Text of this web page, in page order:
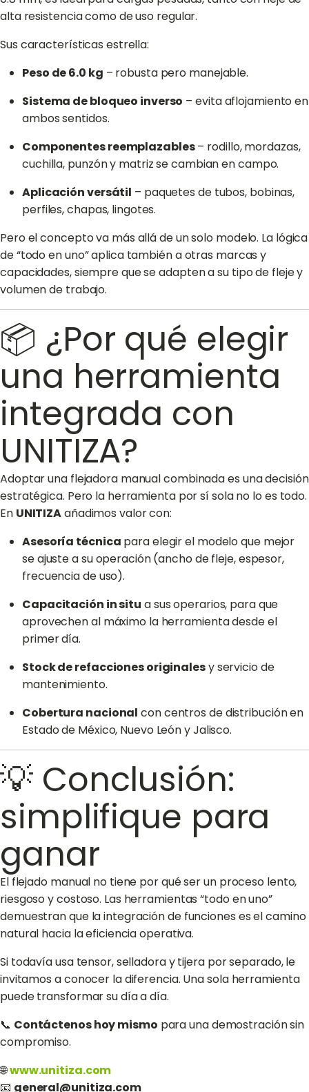
alta resistencia como de uso regular.
Sus características estrella:
Peso de 6.0 kg – robusta pero manejable.
Sistema de bloqueo inverso – evita aflojamiento en
ambos sentidos.
Componentes reemplazables– rodillo, mordazas,
cuchilla, punzón y matriz se cambian en campo.
Aplicación versátil – paquetes de tubos, bobinas,
perfiles, chapas, lingotes.
Pero el concepto va más allá de un solo modelo. La lógica
de “todo en uno” aplica también a otras marcas y
capacidades, siempre que se adapten a su tipo de fleje y
volumen de trabajo.
📦 ¿Por qué elegir
una herramienta
integrada con
UNITIZA?
Adoptar una flejadora manual combinada es una decisión
estratégica. Pero la herramienta por sí sola no lo es todo.
En UNITIZAañadimos valor con:
Asesoría técnica para elegir el modelo que mejor
se ajuste a su operación (ancho de fleje, espesor,
frecuencia de uso).
Capacitación in situ a sus operarios, para que
aprovechen al máximo la herramienta desde el
primer día.
Stock de refacciones originalesy servicio de
mantenimiento.
Cobertura nacional con centros de distribución en
Estado de México, Nuevo León y Jalisco.
💡 Conclusión:
simplifique para
ganar
El flejado manual no tiene por qué ser un proceso lento,
riesgoso y costoso. Las herramientas “todo en uno”
demuestran que la integración de funciones es el camino
natural hacia la eficiencia operativa.
Si todavía usa tensor, selladora y tijera por separado, le
invitamos a conocer la diferencia. Una sola herramienta
puede transformar su día a día.
📞 Contáctenos hoy mismo para una demostración sin
compromiso.
🌐www.unitiza.com
📧 general@unitiza.com